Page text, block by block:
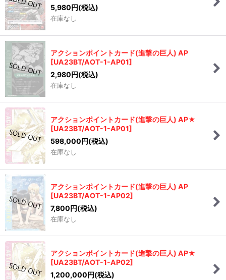
5,980円(税込)
在庫なし
アクションポイントカード(進撃の巨人) AP
[UA23BT/AOT-1-AP01]
2,980円(税込)
在庫なし
アクションポイントカード(進撃の巨人) AP★
[UA23BT/AOT-1-AP01]
598,000円(税込)
在庫なし
アクションポイントカード(進撃の巨人) AP
[UA23BT/AOT-1-AP02]
7,800円(税込)
在庫なし
アクションポイントカード(進撃の巨人) AP★
[UA23BT/AOT-1-AP02]
1,200,000円(税込)